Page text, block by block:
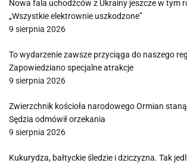
Nowa fala uchodźców z Ukrainy jeszcze w tym
„Wszystkie elektrownie uszkodzone”
9 sierpnia 2026
To wydarzenie zawsze przyciąga do naszego
Zapowiedziano specjalne atrakcje
9 sierpnia 2026
Zwierzchnik kościoła narodowego Ormian
Sędzia odmówił orzekania
9 sierpnia 2026
Kukurydza, bałtyckie śledzie i dziczyzna. Tak